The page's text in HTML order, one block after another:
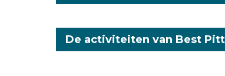
De activiteiten van Best